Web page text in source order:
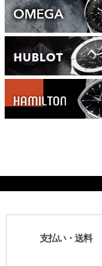
支払い・送料